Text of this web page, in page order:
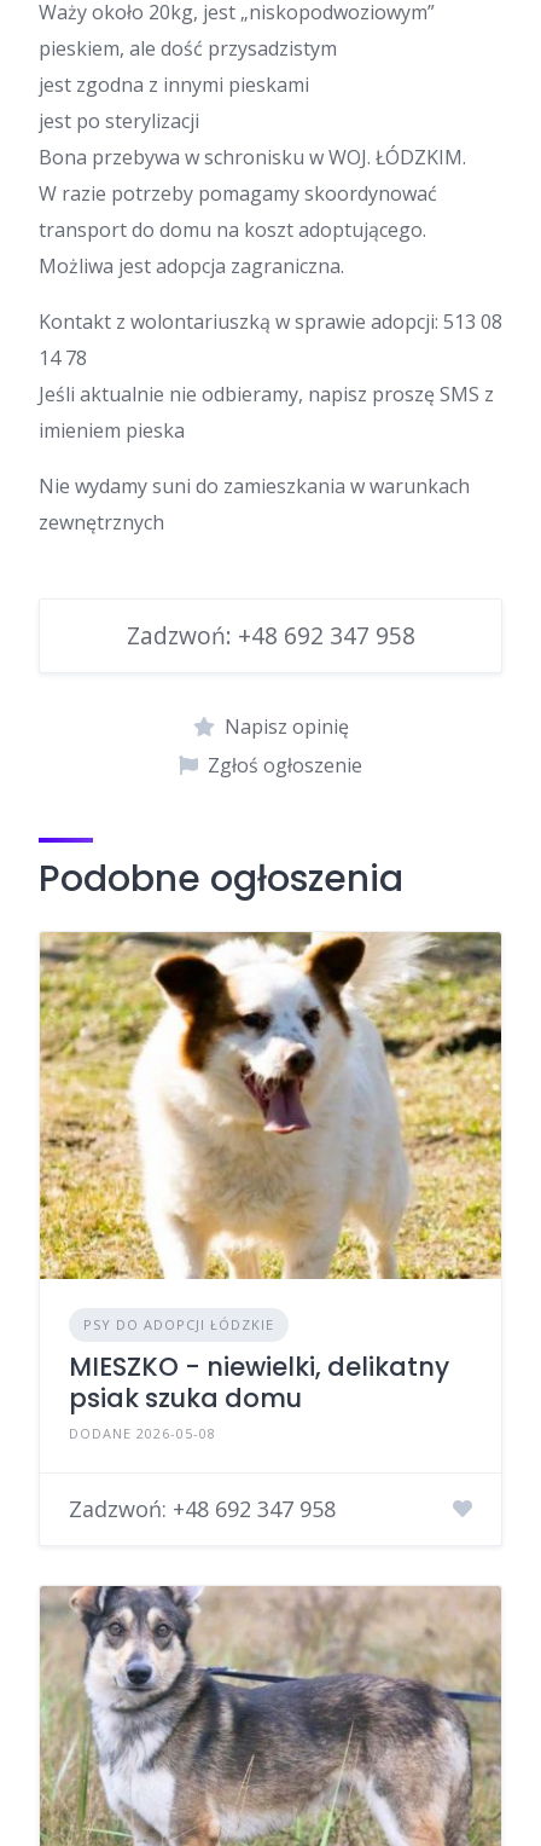
Waży około 20kg, jest „niskopodwoziowym”
pieskiem, ale dość przysadzistym
jest zgodna z innymi pieskami
jest po sterylizacji
Bona przebywa w schronisku w WOJ. ŁÓDZKIM.
W razie potrzeby pomagamy skoordynować
transport do domu na koszt adoptującego.
Możliwa jest adopcja zagraniczna.
Kontakt z wolontariuszką w sprawie adopcji: 513 08
14 78
Jeśli aktualnie nie odbieramy, napisz proszę SMS z
imieniem pieska
Nie wydamy suni do zamieszkania w warunkach
zewnętrznych
Zadzwoń: +48 692 347 958
Napisz opinię
Zgłoś ogłoszenie
Podobne ogłoszenia
PSY DO ADOPCJI ŁÓDZKIE
MIESZKO - niewielki, delikatny
psiak szuka domu
DODANE 2026-05-08
Zadzwoń: +48 692 347 958